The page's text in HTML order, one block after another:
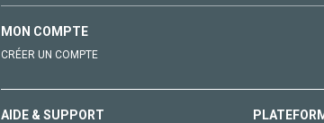
MON COMPTE
CRÉER UN COMPTE
AIDE & SUPPORT